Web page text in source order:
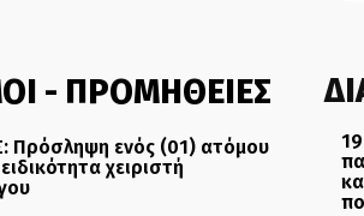
- ΠΡΟΜΗΘΕΙΕΣ
Πρόσληψη ενός (01) ατόμου
χειριστή